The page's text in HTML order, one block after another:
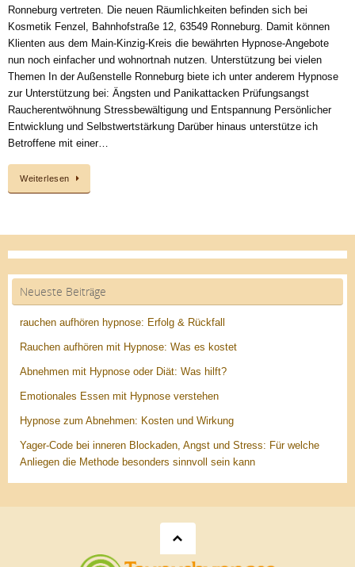
Ronneburg vertreten. Die neuen Räumlichkeiten befinden sich bei
Kosmetik Fenzel, Bahnhofstraße 12, 63549 Ronneburg. Damit können
Klienten aus dem Main-Kinzig-Kreis die bewährten Hypnose-Angebote
nun noch einfacher und wohnortnah nutzen. Unterstützung bei vielen
Themen In der Außenstelle Ronneburg biete ich unter anderem Hypnose
zur Unterstützung bei: Ängsten und Panikattacken Prüfungsangst
Raucherentwöhnung Stressbewältigung und Entspannung Persönlicher
Entwicklung und Selbstwertstärkung Darüber hinaus unterstütze ich
Betroffene mit einer…
Weiterlesen
Neueste Beiträge
rauchen aufhören hypnose: Erfolg & Rückfall
Rauchen aufhören mit Hypnose: Was es kostet
Abnehmen mit Hypnose oder Diät: Was hilft?
Emotionales Essen mit Hypnose verstehen
Hypnose zum Abnehmen: Kosten und Wirkung
Yager-Code bei inneren Blockaden, Angst und Stress: Für welche
Anliegen die Methode besonders sinnvoll sein kann